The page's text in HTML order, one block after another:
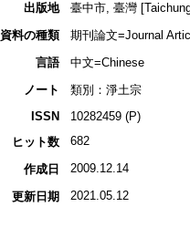
出版地
臺中市, 臺灣
資料の種類
期刊論文=Journal
言語
中文=Chinese
ノート
類別：淨土宗
ISSN
10282459 (P)
ヒット数
682
作成日 2009.12.14
更新日期 2021.05.12